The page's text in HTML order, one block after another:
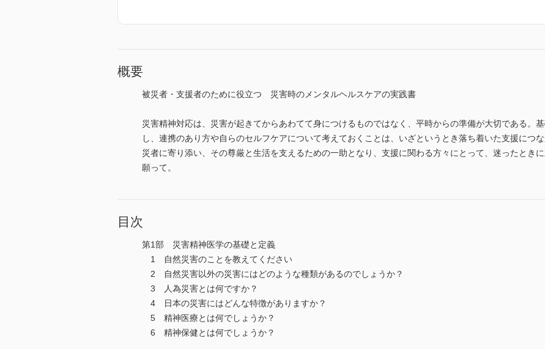
概要
被災者・支援者のために役立つ 災害時のメンタルヘルスケアの実践書
災害精神対応は、災害が起きてからあわてて身につけるものではなく、平時からの準備が大切である。
し、連携のあり方や自らのセルフケアについて考えておくことは、いざというとき落ち着いた支援につ
災者に寄り添い、その尊厳と生活を支えるための一助となり、支援に関わる方々にとって、迷ったとき
願って。
目次
第1部 災害精神医学の基礎と定義
1 自然災害のことを教えてください
2 自然災害以外の災害にはどのような種類があるのでしょうか？
3 人為災害とは何ですか？
4 日本の災害にはどんな特徴がありますか？
5 精神医療とは何でしょうか？
6 精神保健とは何でしょうか？